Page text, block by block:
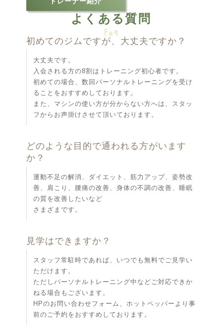
よくある質問
初めてのジムですが、大丈夫ですか？
大丈夫です。
入会される方の8割はトレーニング初心者です。
初めての場合、数回パーソナルトレーニングを受け
ることをおすすめしております。
また、マシンの使い方が分からない方へは、スタッ
フからお声掛けさせて頂いております。
どのような目的で通われる方がいます
か？
運動不足の解消、ダイエット、筋力アップ、姿勢改
善、肩こり、腰痛の改善、身体の不調の改善、睡眠
の質を改善したいなど
さまざまです。
見学はできますか？
スタッフ常駐時であれば、いつでも無料でご見学い
ただけます。
ただしパーソナルトレーニング中などご対応できか
ねる場合もございます。
HPのお問い合わせフォーム、ホットペッパーより事
前のご予約をおすすめしております。